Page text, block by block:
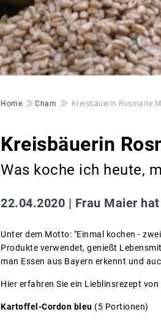
Pfadnavigation
Home Cham Kreisbäuerin Rosmarie
Kreisbäuerin
Was koche ich heute,
22.04.2020 | Frau Maier
Unter dem Motto: "Einmal kochen -
Produkte verwendet, genießt
man Essen aus Bayern erkennt und
Hier erfahren Sie ein Lieblinsrezept
Kartoffel-Cordon bleu (5 Portionen)